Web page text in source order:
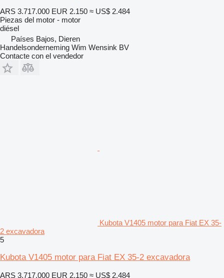
ARS 3.717.000 EUR 2.150 ≈ US$ 2.484
Piezas del motor - motor
diésel
Países Bajos, Dieren
Handelsonderneming Wim Wensink BV
Contacte con el vendedor
Kubota V1405 motor para Fiat EX 35-
2 excavadora
5
Kubota V1405 motor para Fiat EX 35-2 excavadora
ARS 3.717.000 EUR 2.150 ≈ US$ 2.484